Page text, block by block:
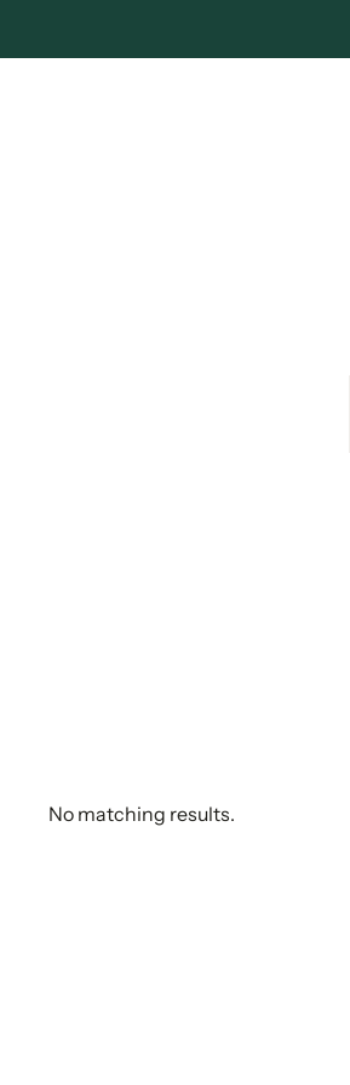
No matching results.